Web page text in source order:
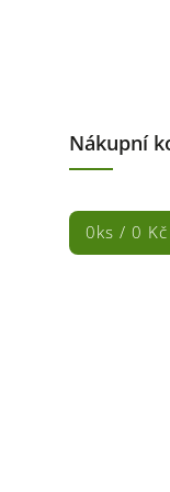
Nákupní
0ks / 0 Kč